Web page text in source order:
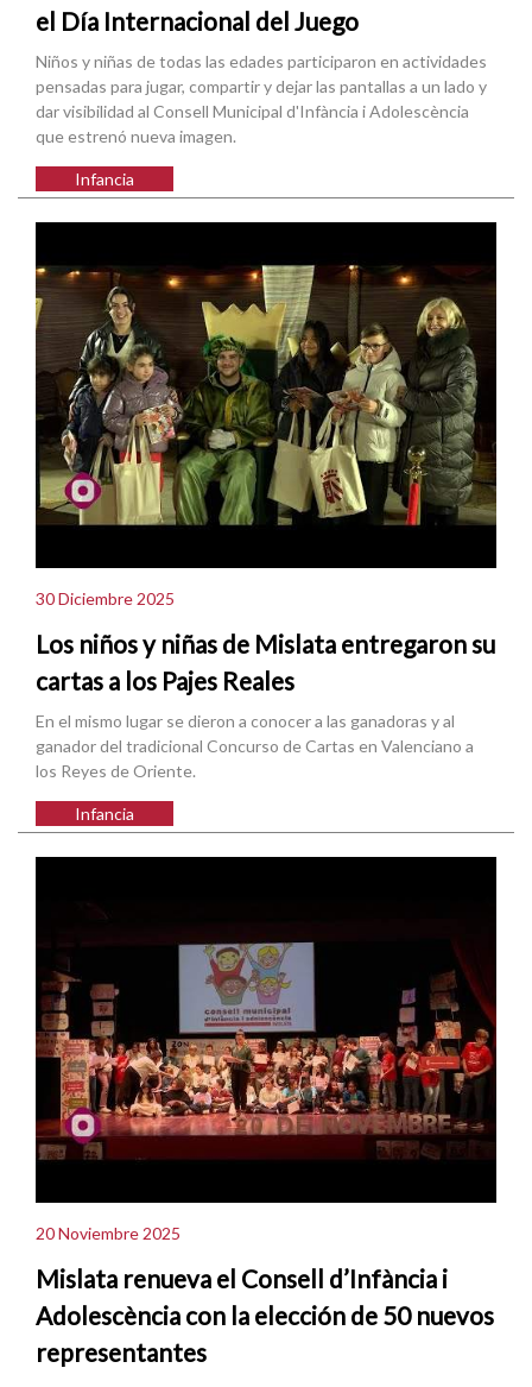
el Día Internacional del Juego
Niños y niñas de todas las edades participaron en actividades
pensadas para jugar, compartir y dejar las pantallas a un lado y
dar visibilidad al Consell Municipal d'Infància i Adolescència
que estrenó nueva imagen.
Infancia
30 Diciembre 2025
Los niños y niñas de Mislata entregaron su
cartas a los Pajes Reales
En el mismo lugar se dieron a conocer a las ganadoras y al
ganador del tradicional Concurso de Cartas en Valenciano a
los Reyes de Oriente.
Infancia
20 Noviembre 2025
Mislata renueva el Consell d’Infància i
Adolescència con la elección de 50 nuevos
representantes